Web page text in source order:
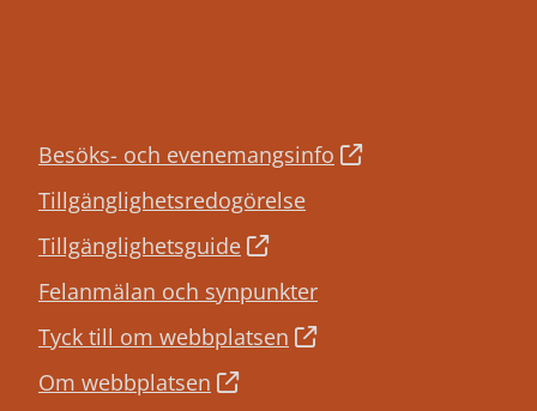
Besöks- och evenemangsinfo
Tillgänglighetsredogörelse
Tillgänglighetsguide
Felanmälan och synpunkter
Tyck till om webbplatsen
Om webbplatsen